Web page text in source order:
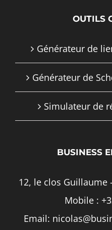
OUTILS
Générateur de
Générateur de
Simulateur de
BUSINESS
12, le clos Guillaume
Mobile :
Email: